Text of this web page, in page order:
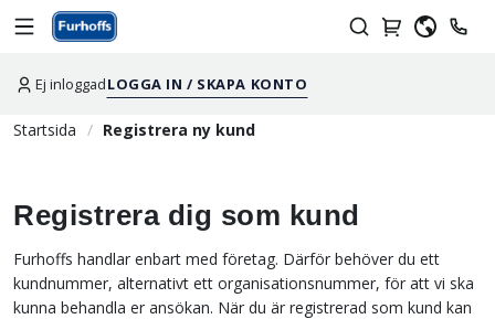
Ej inloggadLOGGA IN / SKAPA KONTO
Startsida Registrera ny kund
Registrera dig som kund
Furhoffs handlar enbart med företag. Därför behöver du ett
kundnummer, alternativt ett organisationsnummer, för att vi ska
kunna behandla er ansökan. När du är registrerad som kund kan